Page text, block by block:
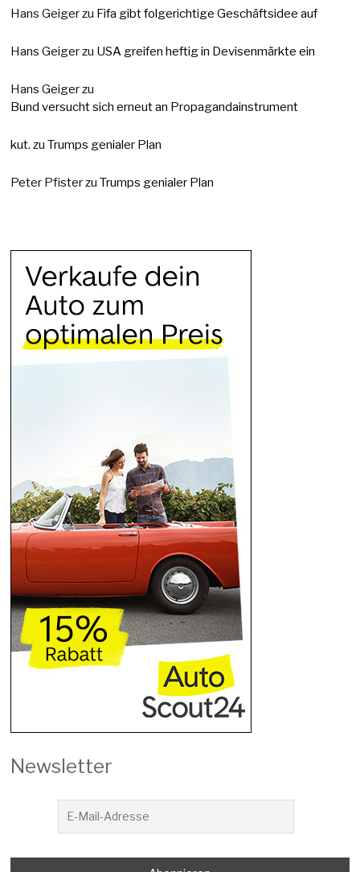
Hans Geigerzu Fifa gibt folgerichtige Geschäftsidee auf
Hans Geigerzu USA greifen heftig in Devisenmärkte ein
Hans Geigerzu
Bund versucht sich erneut an Propagandainstrument
kut. zuTrumps genialer Plan
Peter PfisterzuTrumps genialer Plan
Newsletter